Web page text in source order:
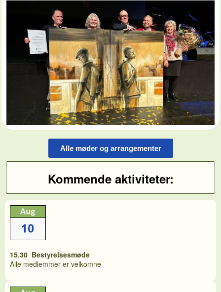
Alle møder og arrangementer
Kommende aktiviteter:
15.30 Bestyrelsesmøde
Alle medlemmer er velkomne